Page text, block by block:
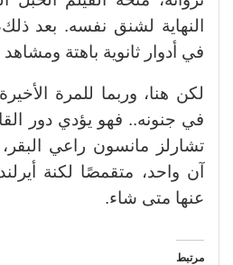
النهاية لشنق نفسه. بعد
في أدوار ثانوية باهتة ومشاهد
لكن هنا، وربما للمرة
في جنونه.. فهو يؤدي دور
تشارلز مانسون راعي
آن واحد، متقمصًا لكنة
عنها متى شاء.
مرتبط